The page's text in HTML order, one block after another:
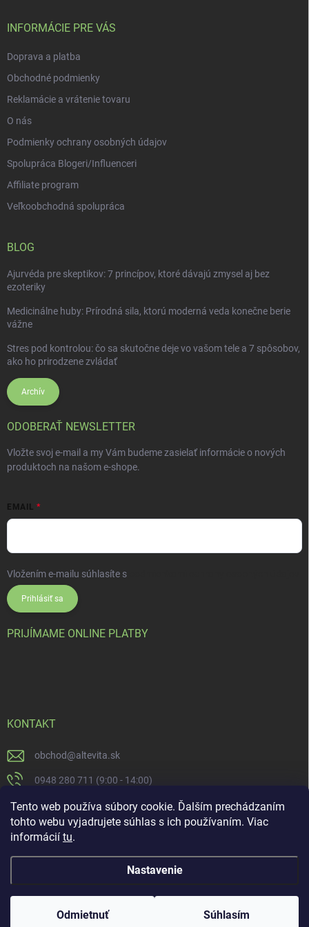
Tento web používa súbory cookie. Ďalším prechádzaním
tohto webu vyjadrujete súhlas s ich používaním. Viac
informácií tu.
Nastavenie
Odmietnuť Súhlasím
INFORMÁCIE PRE VÁS
Doprava a platba
Obchodné podmienky
Reklamácie a vrátenie tovaru
O nás
Podmienky ochrany osobných údajov
Spolupráca Blogeri/Influenceri
Affiliate program
Veľkoobchodná spolupráca
BLOG
Ajurvéda pre skeptikov: 7 princípov, ktoré dávajú zmysel aj bez
ezoteriky
Medicinálne huby: Prírodná sila, ktorú moderná veda konečne berie
vážne
Stres pod kontrolou: čo sa skutočne deje vo vašom tele a 7 spôsobov,
ako ho prirodzene zvládať
Archív
ODOBERAŤ NEWSLETTER
Vložte svoj e-mail a my Vám budeme zasielať informácie o nových
produktoch na našom e-shope.
EMAIL
Vložením e-mailu súhlasíte s
Prihlásiť sa
PRIJÍMAME ONLINE PLATBY
KONTAKT
obchod@altevita.sk
0948 280 711 (9:00 - 14:00)
Altevita.sk
altevita
Copyright 2026Altevita.sk - life - health - beauty. Všetky práva vyhradené.
Upraviť nastavenie cookies